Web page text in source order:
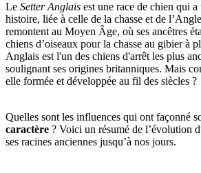
Le Setter Anglais est une race de chien qui
histoire, liée à celle de la chasse et de
remontent au Moyen Âge, où ses ancêtres
chiens d’oiseaux pour la chasse au gibier à
Anglais est l'un des chiens d'arrêt les plus
soulignant ses origines britanniques. Mais
elle formée et développée au fil des siècles ?
Quelles sont les influences qui ont façonné
caractère ? Voici un résumé de l’évolution
ses racines anciennes jusqu’à nos jours.